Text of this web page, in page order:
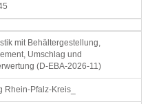
mit Behältergestellung,
Umschlag und
(D-EBA-2026-11)
Rhein-Pfalz-Kreis_